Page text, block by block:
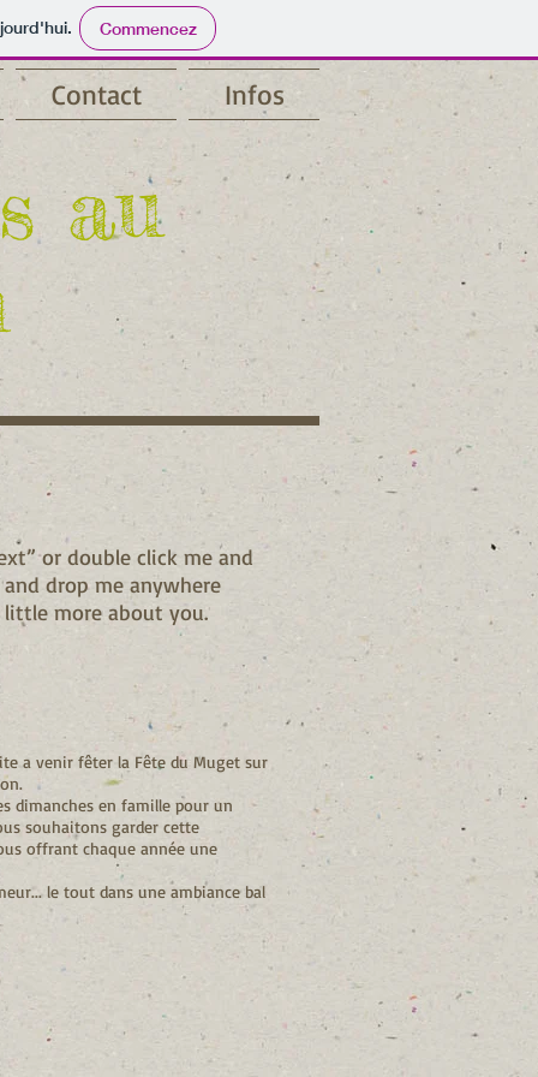
Commencez
Contact Infos
au
or double click me and
drop me anywhere
little more about you.
a venir fêter la Fête du Muget sur
dimanches en famille pour un
souhaitons garder cette
offrant chaque année une
le tout dans une ambiance bal